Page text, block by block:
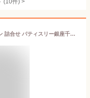
(10件) >
ギフト お菓子 焼き菓子 バウムクーヘン 詰合せ パティスリー銀座千疋屋 銀座フルーツクーヘンB(16個入)